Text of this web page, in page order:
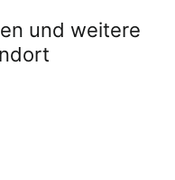
und weitere